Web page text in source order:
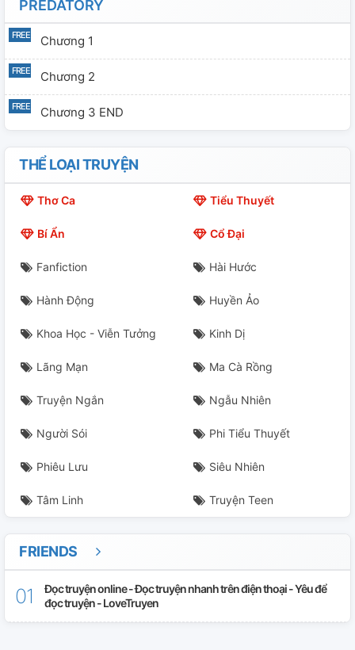
PREDATORY
Chương 1
Chương 2
Chương 3 END
THỂ LOẠI TRUYỆN
Thơ Ca Tiểu Thuyết
Bí Ẩn Cổ Đại
Fanfiction Hài Hước
Hành Động Huyền Ảo
Khoa Học - Viễn Tưởng Kinh Dị
Lãng Mạn Ma Cà Rồng
Truyện Ngắn Ngẫu Nhiên
Người Sói Phi Tiểu Thuyết
Phiêu Lưu Siêu Nhiên
Tâm Linh Truyện Teen
FRIENDS
Đọc truyện online - Đọc truyện nhanh trên điện thoại - Yêu để
đọc truyện - LoveTruyen